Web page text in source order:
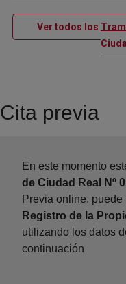
Ver todos los
Cita previa
En este momento
de Ciudad Real Nº
Previa online, puede
Registro de la
utilizando los datos
continuación